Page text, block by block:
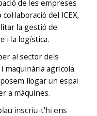
de les empreses
del ICEX,
la gestió de
i la logística.
al sector dels
agrícola.
llogar un espai
a màquines.
inscriu-t'hi ens